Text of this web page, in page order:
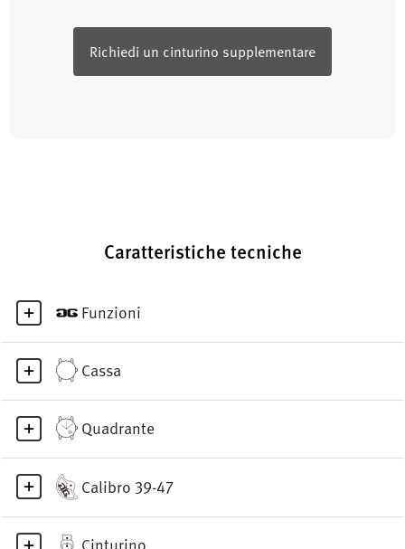
Richiedi un cinturino supplementare
Caratteristiche tecniche
Funzioni
Cassa
Quadrante
Calibro 39-47